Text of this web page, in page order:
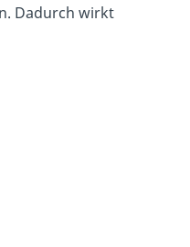
Dadurch wirkt